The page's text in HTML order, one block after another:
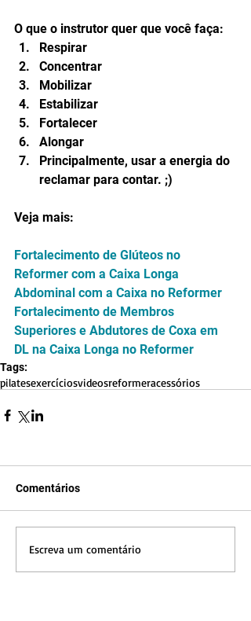
O que o instrutor quer que você faça:
Respirar
Concentrar
Mobilizar
Estabilizar
Fortalecer
Alongar
Principalmente, usar a energia do
reclamar para contar. ;)
Veja mais:
Fortalecimento de Glúteos no
Reformer com a Caixa Longa
Abdominal com a Caixa no Reformer
Fortalecimento de Membros
Superiores e Abdutores de Coxa em
DL na Caixa Longa no Reformer
Tags:
pilatesexercíciosvideosreformeracessórios
Comentários
Escreva um comentário